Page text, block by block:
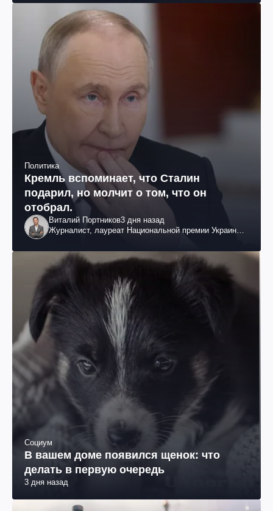
Политика
Кремль вспоминает, что Сталин
подарил, но молчит о том, что он
отобрал.
Виталий Портников3 дня назад
Журналист, лауреат Национальной премии Украины
Социум
В вашем доме появился щенок: что
делать в первую очередь
3 дня назад